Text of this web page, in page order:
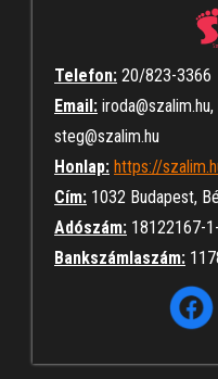
Telefon: 20/823-3366
Email:
steg@szalim.hu
Honlap: https://
Cím: 1032 Budapest,
Adószám: 18122167-
Bankszámlaszám: